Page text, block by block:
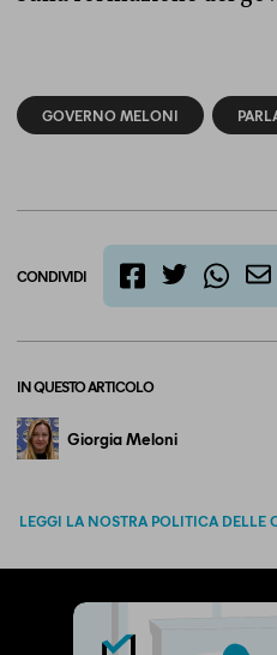
GOVERNO MELONI
CONDIVIDI
IN QUESTO ARTICOLO
Giorgia Meloni
LEGGI LA NOSTRA POLITICA DELLE